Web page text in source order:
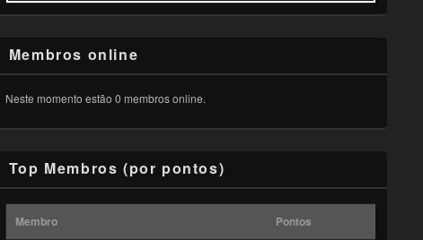
Membros online
Neste momento estão 0 membros online.
Top Membros (por pontos)
Membro Pontos